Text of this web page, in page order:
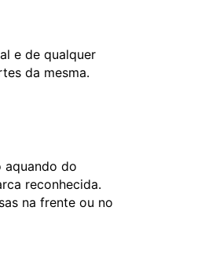
e de qualquer
da mesma.
aquando do
reconhecida.
na frente ou no